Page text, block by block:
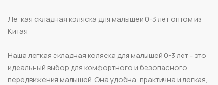
Легкая складная коляска для малышей 0-3 лет оптом из
Китая
Наша легкая складная коляска для малышей 0-3 лет - это
идеальный выбор для комфортного и безопасного
передвижения малышей. Она удобна, практична и легкая,